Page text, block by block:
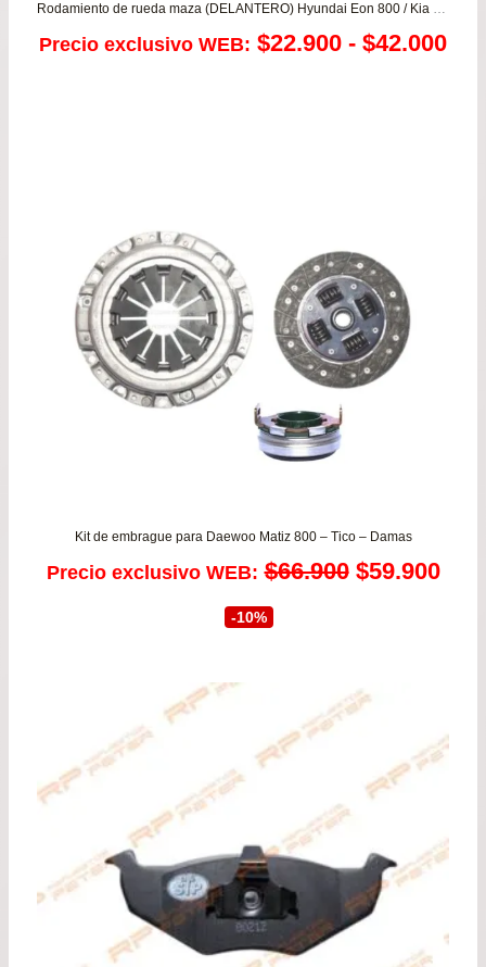
Rodamiento de rueda maza (DELANTERO) Hyundai Eon 800 / Kia Morning 1.0/1.2
Precio exclusivo WEB: $22.900 - $42.000
Kit de embrague para Daewoo Matiz 800 – Tico – Damas
Precio exclusivo WEB: $66.900 El
era:
$66.900.
$59.900El
-10%